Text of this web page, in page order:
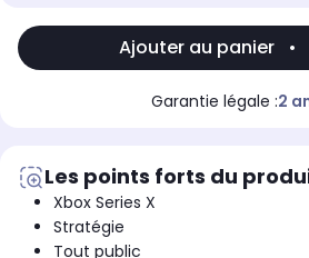
Ajouter au panier •
Garantie légale :2
Les points forts du
Xbox Series X
Stratégie
Tout public